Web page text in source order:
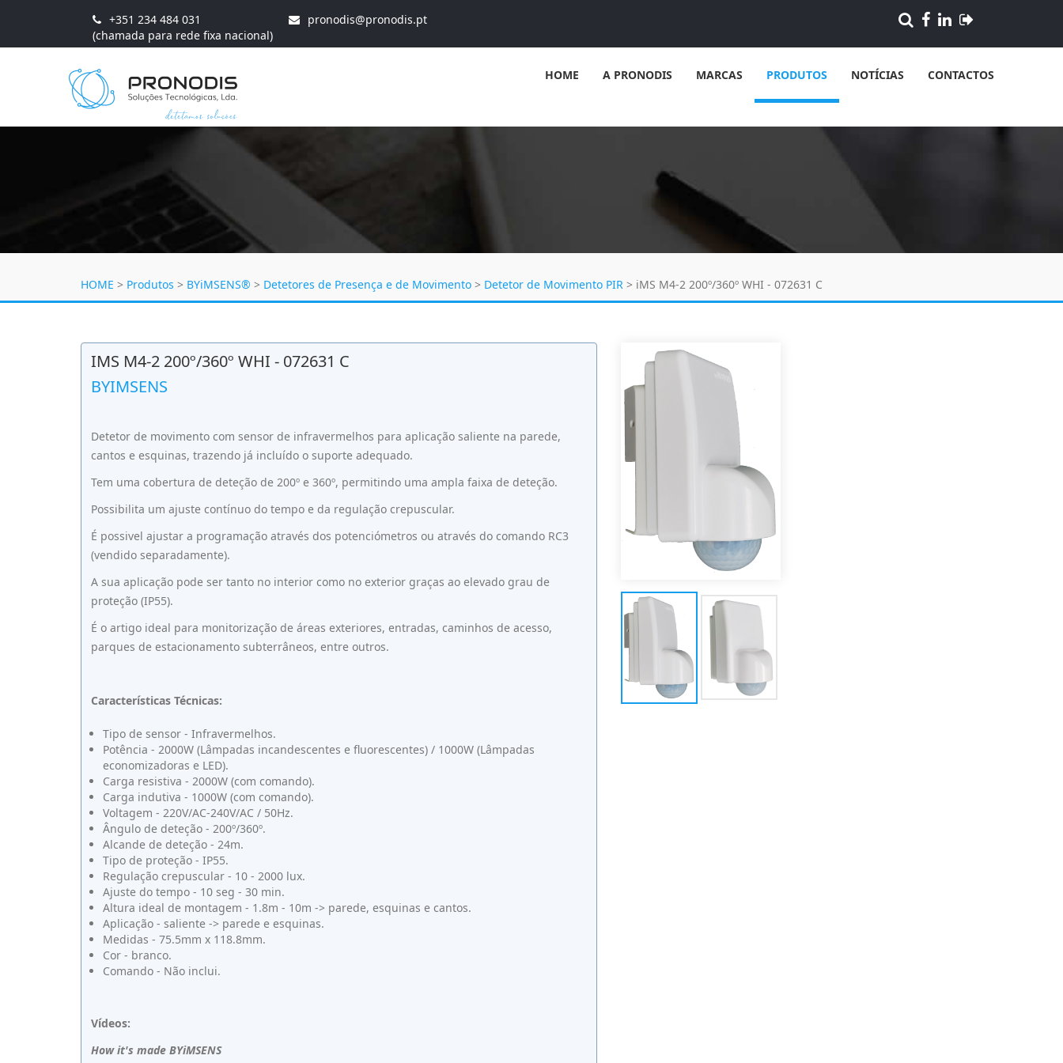
+351 234 484 031
(chamada para rede fixa nacional)
pronodis@pronodis.pt
HOME A PRONODIS MARCAS PRODUTOS NOTÍCIAS CONTACTOS
HOME > Produtos > BYiMSENS® > Detetores de Presença e de Movimento > Detetor de Movimento PIR > iMS M4-2 200º/360º WHI - 072631 C
IMS M4-2 200º/360º WHI - 072631 C
BYIMSENS
Detetor de movimento com sensor de infravermelhos para aplicação saliente na parede,
cantos e esquinas, trazendo já incluído o suporte adequado.
Tem uma cobertura de deteção de 200º e 360º, permitindo uma ampla faixa de deteção.
Possibilita um ajuste contínuo do tempo e da regulação crepuscular.
É possivel ajustar a programação através dos potenciómetros ou através do comando RC3
(vendido separadamente).
A sua aplicação pode ser tanto no interior como no exterior graças ao elevado grau de
proteção (IP55).
É o artigo ideal para monitorização de áreas exteriores, entradas, caminhos de acesso,
parques de estacionamento subterrâneos, entre outros.
Características Técnicas:
Tipo de sensor - Infravermelhos.
Potência - 2000W (Lâmpadas incandescentes e fluorescentes) / 1000W (Lâmpadas
economizadoras e LED).
Carga resistiva - 2000W (com comando).
Carga indutiva - 1000W (com comando).
Voltagem - 220V/AC-240V/AC / 50Hz.
Ângulo de deteção - 200º/360º.
Alcande de deteção - 24m.
Tipo de proteção - IP55.
Regulação crepuscular - 10 - 2000 lux.
Ajuste do tempo - 10 seg - 30 min.
Altura ideal de montagem - 1.8m - 10m -> parede, esquinas e cantos.
Aplicação - saliente -> parede e esquinas.
Medidas - 75.5mm x 118.8mm.
Cor - branco.
Comando - Não inclui.
Vídeos:
How it's made BYiMSENS